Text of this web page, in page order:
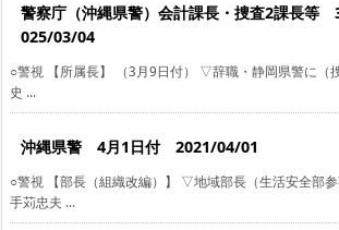
警察庁（沖縄県警）会計課長・捜査2課長
025/03/04
○警視 【所属長】 （3月9日付） ▽辞職・静岡県警に（
史 ...
沖縄県警 4月1日付 2021/04/01
○警視 【部長（組織改編）】 ▽地域部長（生活安全部
手苅忠夫 ...